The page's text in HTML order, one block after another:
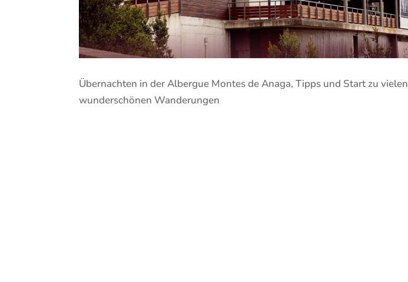
Übernachten in der Albergue Montes de Anaga, Tipps und Start zu vielen
wunderschönen Wanderungen